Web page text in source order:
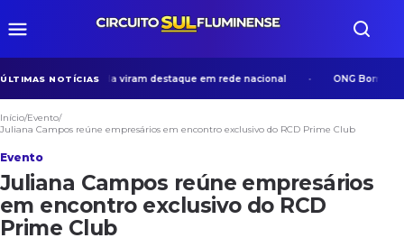
ÚLTIMAS NOTÍCIAS
em Volta Redonda viram destaque em rede nacional ONG Bom
Início/Evento/
Juliana Campos reúne empresários em encontro exclusivo do RCD Prime Club
Evento
Juliana Campos reúne empresários
em encontro exclusivo do RCD
Prime Club